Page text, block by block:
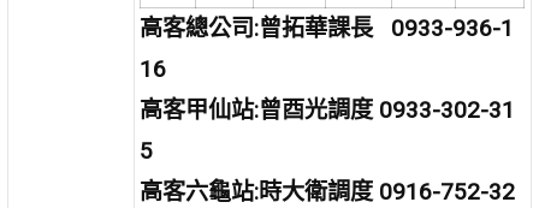
高客總公司:曾拓華課長 0933-936-1
16
高客甲仙站:曾酉光調度 0933-302-31
5
高客六龜站:時大衛調度 0916-752-32